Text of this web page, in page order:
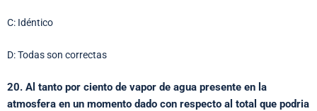
C: Idéntico
D: Todas son correctas
20. Al tanto por ciento de vapor de agua presente en la
atmosfera en un momento dado con respecto al total que podria